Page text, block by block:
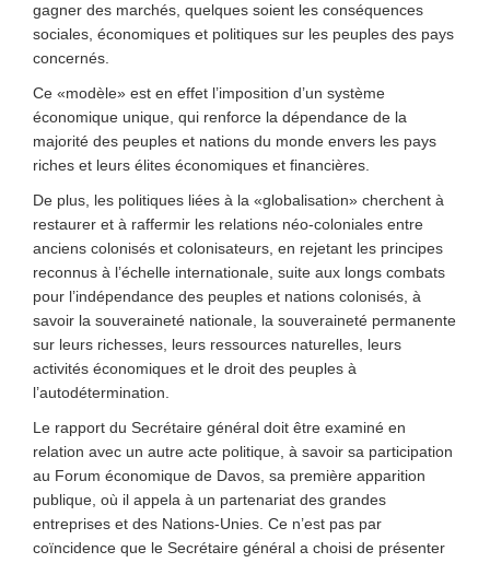
gagner des marchés, quelques soient les conséquences
sociales, économiques et politiques sur les peuples des pays
concernés.
Ce «modèle» est en effet l’imposition d’un système
économique unique, qui renforce la dépendance de la
majorité des peuples et nations du monde envers les pays
riches et leurs élites économiques et financières.
De plus, les politiques liées à la «globalisation» cherchent à
restaurer et à raffermir les relations néo-coloniales entre
anciens colonisés et colonisateurs, en rejetant les principes
reconnus à l’échelle internationale, suite aux longs combats
pour l’indépendance des peuples et nations colonisés, à
savoir la souveraineté nationale, la souveraineté permanente
sur leurs richesses, leurs ressources naturelles, leurs
activités économiques et le droit des peuples à
l’autodétermination.
Le rapport du Secrétaire général doit être examiné en
relation avec un autre acte politique, à savoir sa participation
au Forum économique de Davos, sa première apparition
publique, où il appela à un partenariat des grandes
entreprises et des Nations-Unies. Ce n’est pas par
coïncidence que le Secrétaire général a choisi de présenter